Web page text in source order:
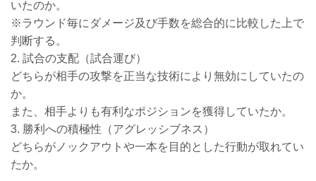
いたのか。
※ラウンド毎にダメージ及び手数を総合的に比較した上で
判断する。
2. 試合の支配（試合運び）
どちらが相手の攻撃を正当な技術により無効にしていたの
か。
また、相手よりも有利なポジションを獲得していたか。
3. 勝利への積極性（アグレッシブネス）
どちらがノックアウトや一本を目的とした行動が取れてい
たか。